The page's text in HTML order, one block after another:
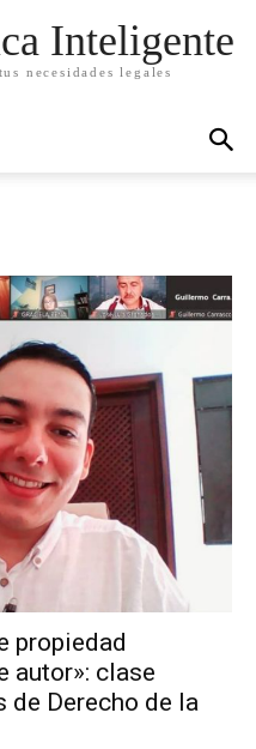
Inteligente
necesidades legales
propiedad
autor»: clase
de Derecho de la